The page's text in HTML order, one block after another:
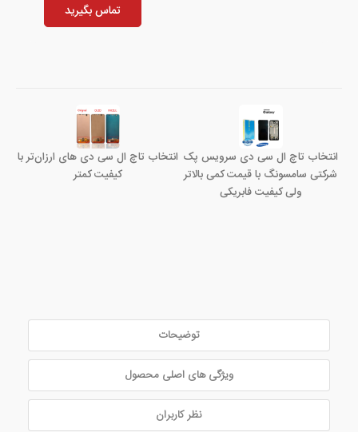
تماس بگیرید
انتخاب تاچ ال سی دی سرویس پک
شرکتی سامسونگ با قیمت کمی بالاتر
ولی کیفیت فابریکی
انتخاب تاچ ال سی دی های ارزان‌تر با
کیفیت کمتر
توضیحات
ویژگی های اصلی محصول
نظر کاربران